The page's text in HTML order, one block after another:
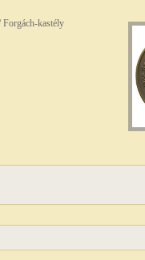
kastély